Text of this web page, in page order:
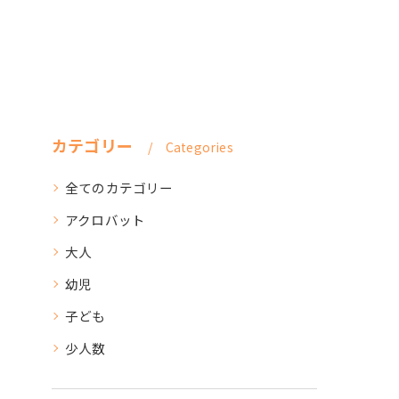
カテゴリー Categories
全てのカテゴリー
アクロバット
大人
幼児
子ども
少人数